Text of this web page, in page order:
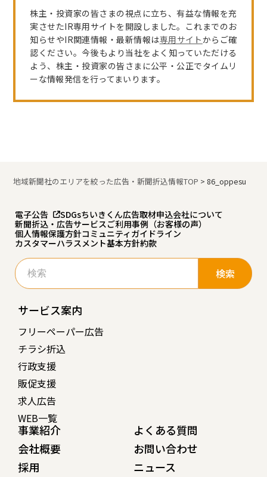
株主・投資家の皆さまの視点に立ち、有益な情報を充
実させたIR専用サイトを開設しました。これまでのお
知らせやIR関連情報・最新情報は専用サイトからご確
認ください。今後もより当社をよく知っていただける
よう、株主・投資家の皆さまに公平・公正でタイムリ
ーな情報発信を行ってまいります。
地域新聞社のエリアを絞った広告・新聞折込情報TOP >86_oppesu
電子公告 SDGsちいきくん広告取材申込会社について
新聞折込・広告サービスご利用事例（お客様の声）
個人情報保護方針コミュニティガイドライン
カスタマーハラスメント基本方針約款
検
索:
サービス案内
フリーペーパー広告
チラシ折込
行政支援
販促支援
求人広告
WEB一覧
事業紹介
会社概要
採用
よくある質問
お問い合わせ
ニュース